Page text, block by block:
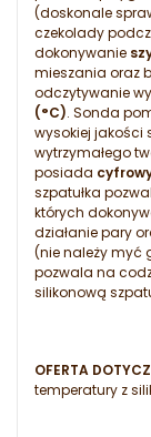
(doskonale
czekolady
dokonywanie
mieszania oraz
odczytywanie
(°C). Sonda
wysokiej jakości
wytrzymałego
posiada
szpatułka
których
działanie pary
(nie należy myć
pozwala na
silikonową
OFERTA
temperatury z